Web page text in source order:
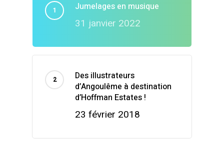
Jumelages en musique
31 janvier 2022
Des illustrateurs
d’Angoulême à destination
d’Hoffman Estates !
23 février 2018